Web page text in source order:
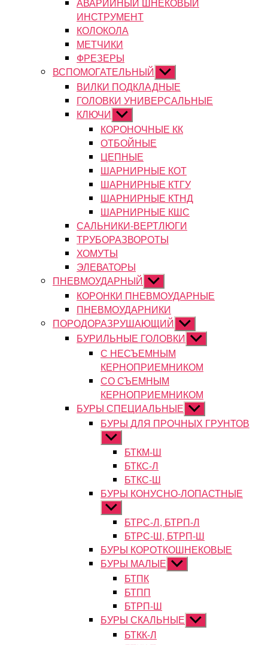
ИНСТРУМЕНТ
КОЛОКОЛА
МЕТЧИКИ
ФРЕЗЕРЫ
ВСПОМОГАТЕЛЬНЫЙ Показывать
подменю
ВИЛКИ ПОДКЛАДНЫЕ
ГОЛОВКИ УНИВЕРСАЛЬНЫЕ
КЛЮЧИ Показывать
подменю
КОРОНОЧНЫЕ КК
ОТБОЙНЫЕ
ЦЕПНЫЕ
ШАРНИРНЫЕ КОТ
ШАРНИРНЫЕ КТГУ
ШАРНИРНЫЕ КТНД
ШАРНИРНЫЕ КШС
САЛЬНИКИ-ВЕРТЛЮГИ
ТРУБОРАЗВОРОТЫ
ХОМУТЫ
ЭЛЕВАТОРЫ
ПНЕВМОУДАРНЫЙ Показывать
подменю
КОРОНКИ ПНЕВМОУДАРНЫЕ
ПНЕВМОУДАРНИКИ
ПОРОДОРАЗРУШАЮЩИЙ Показывать
подменю
БУРИЛЬНЫЕ ГОЛОВКИ Показывать
подменю
С НЕСЪЕМНЫМ
КЕРНОПРИЕМНИКОМ
СО СЪЕМНЫМ
КЕРНОПРИЕМНИКОМ
БУРЫ СПЕЦИАЛЬНЫЕ Показывать
подменю
БУРЫ ДЛЯ ПРОЧНЫХ ГРУНТОВ
Показывать
подменюБТКМ-Ш
БТКС-Л
БТКС-Ш
БУРЫ КОНУСНО-ЛОПАСТНЫЕ
Показывать
подменюБТРС-Л, БТРП-Л
БТРС-Ш, БТРП-Ш
БУРЫ КОРОТКОШНЕКОВЫЕ
БУРЫ МАЛЫЕ Показывать
подменю
БТПК
БТПП
БТРП-Ш
БУРЫ СКАЛЬНЫЕ Показывать
подменю
БТКК-Л